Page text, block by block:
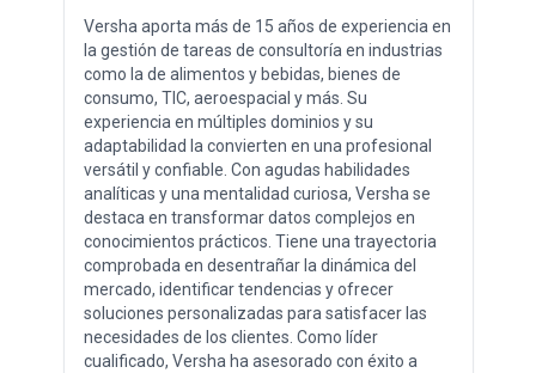
Versha aporta más de 15 años de experiencia en
la gestión de tareas de consultoría en industrias
como la de alimentos y bebidas, bienes de
consumo, TIC, aeroespacial y más. Su
experiencia en múltiples dominios y su
adaptabilidad la convierten en una profesional
versátil y confiable. Con agudas habilidades
analíticas y una mentalidad curiosa, Versha se
destaca en transformar datos complejos en
conocimientos prácticos. Tiene una trayectoria
comprobada en desentrañar la dinámica del
mercado, identificar tendencias y ofrecer
soluciones personalizadas para satisfacer las
necesidades de los clientes. Como líder
cualificado, Versha ha asesorado con éxito a